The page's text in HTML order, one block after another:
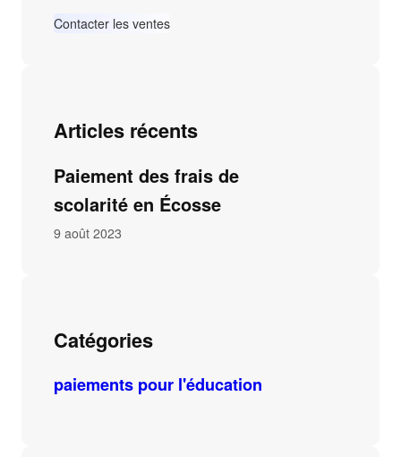
Contacter les ventes
Articles récents
Paiement des frais de
scolarité en Écosse
9 août 2023
Catégories
paiements pour l'éducation